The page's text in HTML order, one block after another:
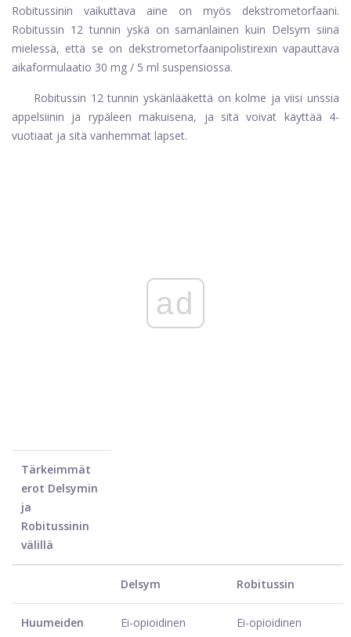
Robitussinin vaikuttava aine on myös dekstrometorfaani.
Robitussin 12 tunnin yskä on samanlainen kuin Delsym siinä
mielessä, että se on dekstrometorfaanipolistirexin vapauttava
aikaformulaatio 30 mg / 5 ml suspensiossa.
Robitussin 12 tunnin yskänlääkettä on kolme ja viisi unssia
appelsiinin ja rypäleen makuisena, ja sitä voivat käyttää 4-
vuotiaat ja sitä vanhemmat lapset.
ad
Tärkeimmät
erot Delsymin
ja
Robitussinin
välillä
Delsym Robitussin
Huumeiden
Ei-opioidinen
Ei-opioidinen